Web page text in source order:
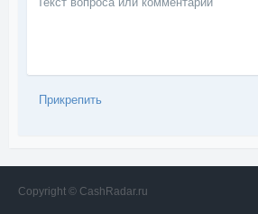
вопроса
Прикрепить
Copyright © CashRadar.ru